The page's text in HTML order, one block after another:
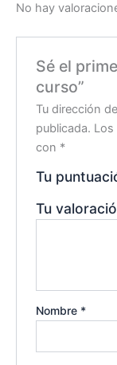
No hay
Sé el
curso”
Tu dirección
publicada.
con *
Tu
Tu
Nombre *